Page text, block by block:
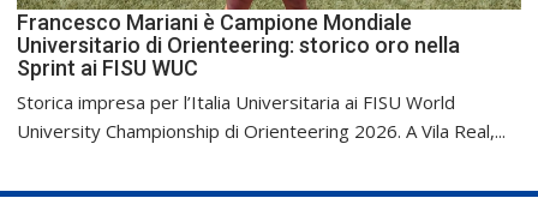
Francesco Mariani è Campione Mondiale
Universitario di Orienteering: storico oro nella
Sprint ai FISU WUC
Storica impresa per l’Italia Universitaria ai FISU World
University Championship di Orienteering 2026. A Vila Real,...